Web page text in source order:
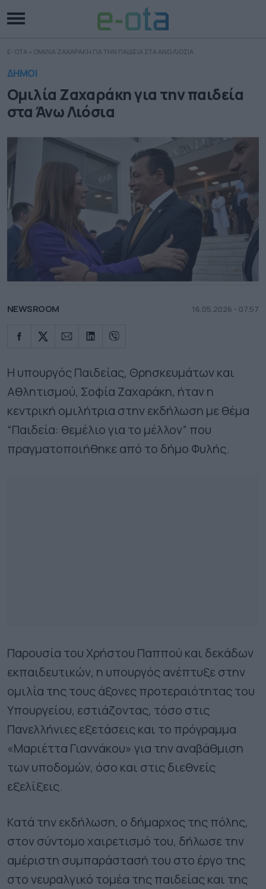
E-OTA » ΟΜΙΛΙΑ ΖΑΧΑΡΑΚΗ ΓΙΑ ΤΗΝ ΠΑΙΔΕΙΑ ΣΤΑ ΑΝΩ ΛΙΟΣΙΑ
ΔΗΜΟΙ
Ομιλία Ζαχαράκη για την παιδεία
στα Άνω Λιόσια
NEWSROOM 16.05.2026 - 07.57
Η υπουργός Παιδείας, Θρησκευμάτων και
Αθλητισμού, Σοφία Ζαχαράκη, ήταν η
κεντρική ομιλήτρια στην εκδήλωση με θέμα
“Παιδεία: θεμέλιο για το μέλλον” που
πραγματοποιήθηκε από το δήμο Φυλής.
Παρουσία του Χρήστου Παππού και δεκάδων
εκπαιδευτικών, η υπουργός ανέπτυξε στην
ομιλία της τους άξονες προτεραιότητας του
Υπουργείου, εστιάζοντας, τόσο στις
Πανελλήνιες εξετάσεις και το πρόγραμμα
«Μαριέττα Γιαννάκου» για την αναβάθμιση
των υποδομών, όσο και στις διεθνείς
εξελίξεις.
Κατά την εκδήλωση, ο δήμαρχος της πόλης,
στον σύντομο χαιρετισμό του, δήλωσε την
αμέριστη συμπαράστασή του στο έργο της
στο νευραλγικό τομέα της παιδείας και της